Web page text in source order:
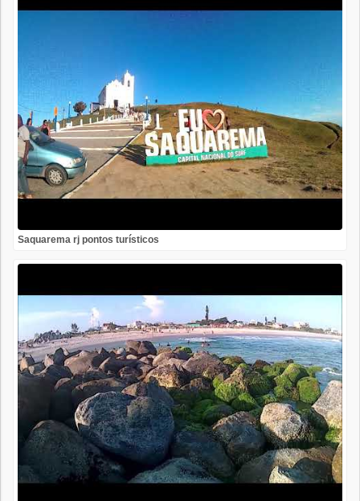
Saquarema rj pontos turísticos